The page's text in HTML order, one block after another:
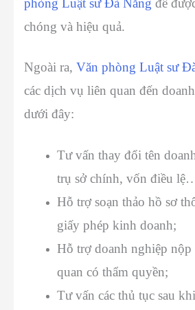
chóng và hiệu quả.
Ngoài ra, Văn phòng Luật sư
các dịch vụ liên quan đến
dưới đây:
Tư vấn thay đổi tên
trụ sở chính, vốn điều
Hỗ trợ soạn thảo hồ sơ
giấy phép kinh doanh;
Hỗ trợ doanh nghiệp nộp
quan có thẩm quyền;
Tư vấn các thủ tục sau